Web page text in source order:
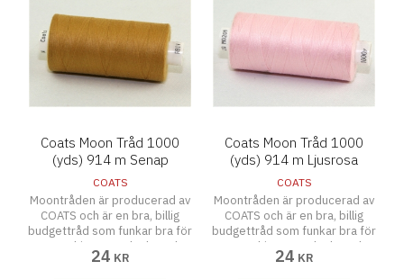
Coats Moon Tråd 1000
(yds) 914 m Senap
COATS
Moontråden är producerad av
COATS och är en bra, billig
budgettråd som funkar bra för
symaskiner, overlocks och
även att sy för hand.
24 KR
Coats Moon Tråd 1000
(yds) 914 m Ljusrosa
COATS
Moontråden är producerad av
COATS och är en bra, billig
budgettråd som funkar bra för
symaskiner, overlocks och
även att sy för hand.
24 KR